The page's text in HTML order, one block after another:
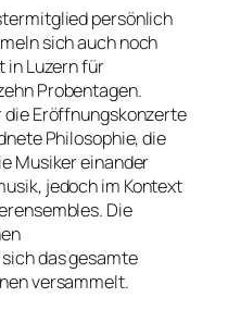
persönlich
sich auch noch
in Luzern für
Probentagen.
Eröffnungskonzerte
Philosophie, die
Musiker einander
jedoch im Kontext
Die
das gesamte
versammelt.